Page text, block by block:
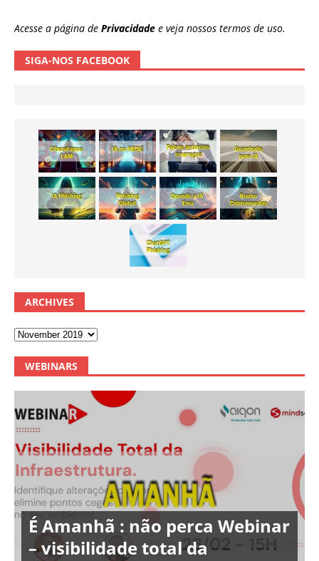
Acesse a página de Privacidade e veja nossos termos de uso.
SIGA-NOS FACEBOOK
ARCHIVES
WEBINARS
É Amanhã : não perca Webinar
– visibilidade total da